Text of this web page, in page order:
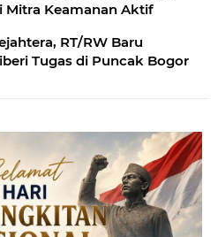
Mitra Keamanan Aktif
RT/RW Baru
Tugas di Puncak Bogor